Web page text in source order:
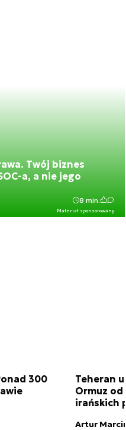
Twój biznes
a, a nie jego
Materiał sponsorowany
8 min.
300
Teheran
Ormuz
irańskich
Artur